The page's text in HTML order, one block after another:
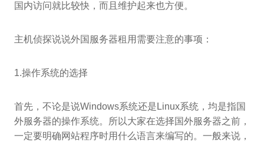
国内访问就比较快，而且维护起来也方便。
主机侦探说说外国服务器租用需要注意的事项：
1.操作系统的选择
首先，不论是说Windows系统还是Linux系统，均是指国
外服务器的操作系统。所以大家在选择国外服务器之前，
一定要明确网站程序时用什么语言来编写的。一般来说，